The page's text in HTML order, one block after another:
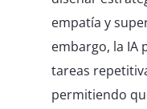
empatía y
embargo, la IA
tareas
permitiendo